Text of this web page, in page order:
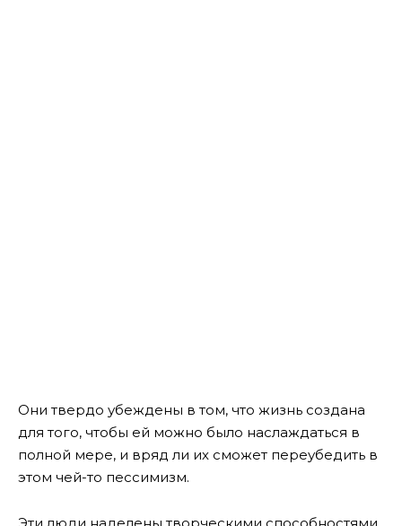
Они твердо убеждены в том, что жизнь создана
для того, чтобы ей можно было наслаждаться в
полной мере, и вряд ли их сможет переубедить в
этом чей-то пессимизм.
Эти люди наделены творческими способностями